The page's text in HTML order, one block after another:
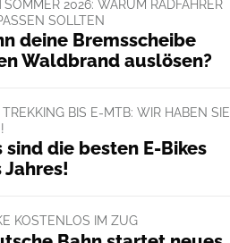
2026: WARUM RADFAHRER
SOLLTEN
deine Bremsscheibe
Waldbrand auslösen?
BIS E-MTB: WIR HABEN SIE
sind die besten E-Bikes
Jahres!
KOSTENLOS IM ZUG